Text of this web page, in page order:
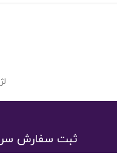
لژ 3جنس زیره پیو قالب استاندارد کف کفش روکش شده
ثبت سفارش سریع از طریق